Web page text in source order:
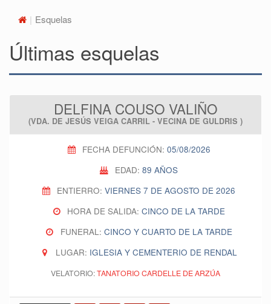
Esquelas
Últimas esquelas
DELFINA COUSO VALIÑO
(VDA. DE JESÚS VEIGA CARRIL - VECINA DE GULDRIS )
FECHA DEFUNCIÓN: 05/08/2026
EDAD: 89 AÑOS
ENTIERRO:VIERNES 7 DE AGOSTO DE 2026
HORA DE SALIDA:CINCO DE LA TARDE
FUNERAL: CINCO Y CUARTO DE LA TARDE
LUGAR: IGLESIA Y CEMENTERIO DE RENDAL
VELATORIO:TANATORIO CARDELLE DE ARZÚA